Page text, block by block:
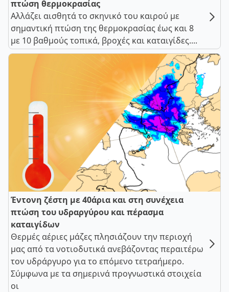
πτώση θερμοκρασίας
Αλλάζει αισθητά το σκηνικό του καιρού με
σημαντική πτώση της θερμοκρασίας έως και 8
με 10 βαθμούς τοπικά, βροχές και καταιγίδες....
Έντονη ζέστη με 40άρια και στη συνέχεια
πτώση του υδραργύρου και πέρασμα
καταιγίδων
Θερμές αέριες μάζες πλησιάζουν την περιοχή
μας από τα νοτιοδυτικά ανεβάζοντας περαιτέρω
τον υδράργυρο για το επόμενο τετραήμερο.
Σύμφωνα με τα σημερινά προγνωστικά στοιχεία
οι